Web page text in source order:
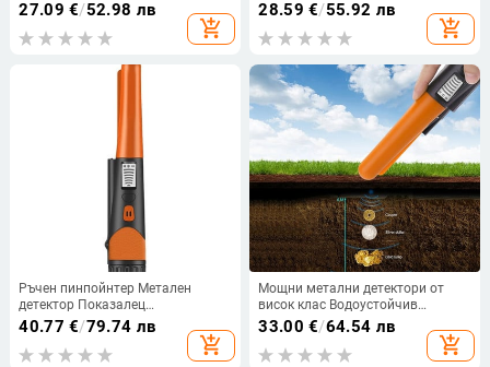
шпилки Променливотоково
напрежение Откриване на
проводник под напрежение
електрическа кутия Детектор за
27.09 €/52.98 лв
add_shopping_cart
Кабелни проводници
Проследяване на дълбочината
Електрическа кутия Finder Стенен
28.59 €/55.92 лв
add_shopping_cart
Ръчен пинпойнтер Метален
детектор Показалец
Високочувствителен метален
търсач за злато за битови
метални лесно обработваеми
40.77 €/79.74 лв
add_shopping_cart
Мощни метални детектори от
висок клас Водоустойчив
детектор за злато Метален
монитор Finder GP-Pointer Garden
Detecting Mining Hunter signal
33.00 €/64.54 лв
add_shopping_cart